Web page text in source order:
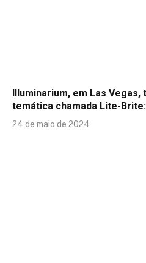
Illuminarium, em Las
temática chamada Lite-
24 de maio de 2024